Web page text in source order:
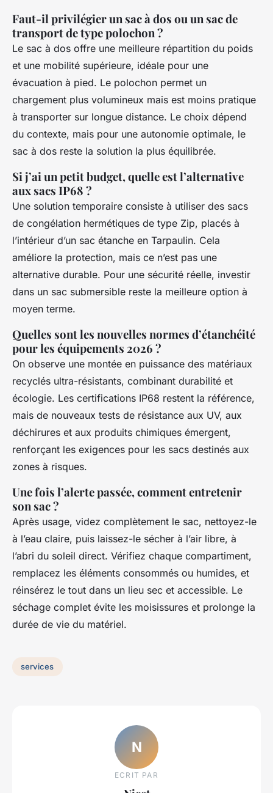
Faut-il privilégier un sac à dos ou un sac de
transport de type polochon ?
Le sac à dos offre une meilleure répartition du poids
et une mobilité supérieure, idéale pour une
évacuation à pied. Le polochon permet un
chargement plus volumineux mais est moins pratique
à transporter sur longue distance. Le choix dépend
du contexte, mais pour une autonomie optimale, le
sac à dos reste la solution la plus équilibrée.
Si j’ai un petit budget, quelle est l’alternative
aux sacs IP68 ?
Une solution temporaire consiste à utiliser des sacs
de congélation hermétiques de type Zip, placés à
l’intérieur d’un sac étanche en Tarpaulin. Cela
améliore la protection, mais ce n’est pas une
alternative durable. Pour une sécurité réelle, investir
dans un sac submersible reste la meilleure option à
moyen terme.
Quelles sont les nouvelles normes d’étanchéité
pour les équipements 2026 ?
On observe une montée en puissance des matériaux
recyclés ultra-résistants, combinant durabilité et
écologie. Les certifications IP68 restent la référence,
mais de nouveaux tests de résistance aux UV, aux
déchirures et aux produits chimiques émergent,
renforçant les exigences pour les sacs destinés aux
zones à risques.
Une fois l’alerte passée, comment entretenir
son sac ?
Après usage, videz complètement le sac, nettoyez-le
à l’eau claire, puis laissez-le sécher à l’air libre, à
l’abri du soleil direct. Vérifiez chaque compartiment,
remplacez les éléments consommés ou humides, et
réinsérez le tout dans un lieu sec et accessible. Le
séchage complet évite les moisissures et prolonge la
durée de vie du matériel.
services
N
ECRIT PAR